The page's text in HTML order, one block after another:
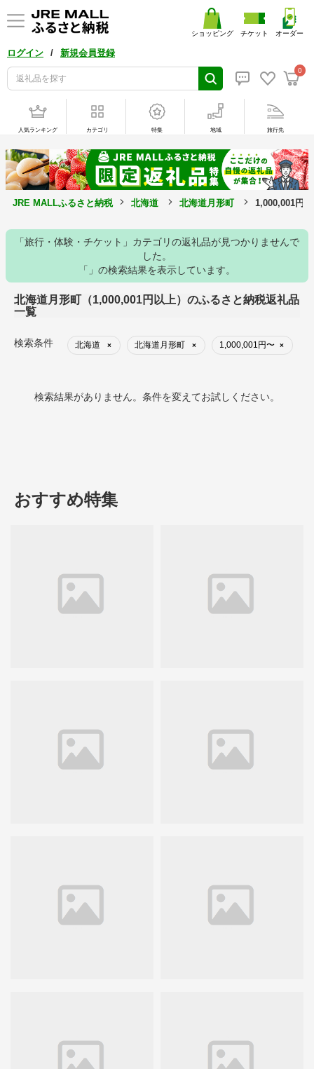
ログイン / 新規会員登録
0
ショッピング チケット オーダー
人気ランキング カテゴリ 特集 地域 旅行先
JRE MALLふるさと納税 北海道 北海道月形町 1,000,001円
「旅行・体験・チケット」カテゴリの返礼品が見つかりませんで
した。
「」の検索結果を表示しています。
北海道月形町（1,000,001円以上）のふるさと納税返礼品
一覧
検索条件 北海道 × 北海道月形町 × 1,000,001円〜 ×
検索結果がありません。条件を変えてお試しください。
おすすめ特集